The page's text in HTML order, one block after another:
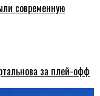
современную
за плей-офф